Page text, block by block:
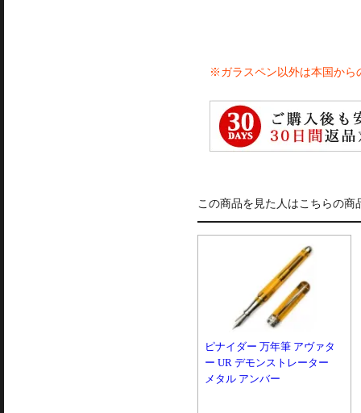
※ガラスペン以外は本国から
この商品を見た人はこちらの商
ピナイダー 万年筆 アヴァタ
ー UR デモンストレーター
メタル アンバー